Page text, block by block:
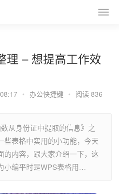
理 – 想提高工作效
• 办公快捷键 • 阅读 836
从身份证中提取的信息》之
些表格中实用的小功能，今天
的内容，跟大家介绍一下，这
小编平时是WPS表格用…